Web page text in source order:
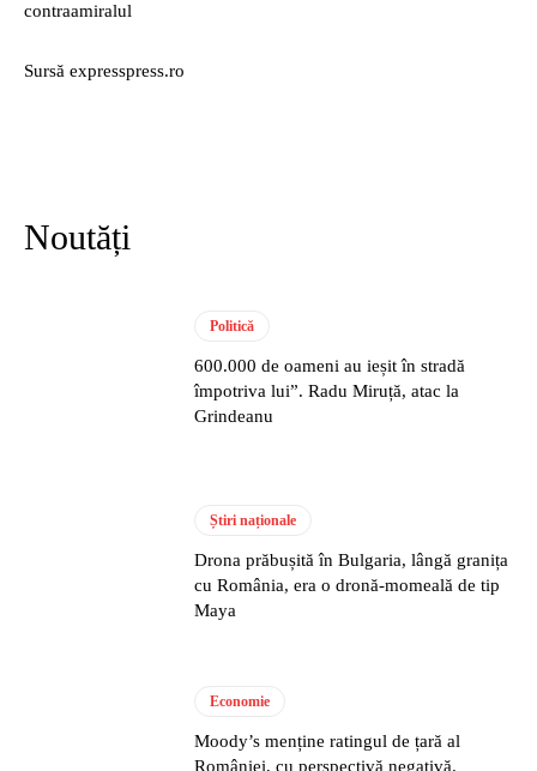
contraamiralul
Sursă expresspress.ro
Noutăți
Politică
600.000 de oameni au ieșit în stradă
împotriva lui”. Radu Miruță, atac la
Grindeanu
Știri naționale
Drona prăbușită în Bulgaria, lângă granița
cu România, era o dronă-momeală de tip
Maya
Economie
Moody’s menține ratingul de țară al
României, cu perspectivă negativă.